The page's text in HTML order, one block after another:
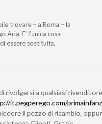
trovare – a Roma – la
Aria. E’ l’unica cosa
essere sostituita.
rivolgersi a qualsiasi
it.pegperego.com/
il pezzo di ricambio,